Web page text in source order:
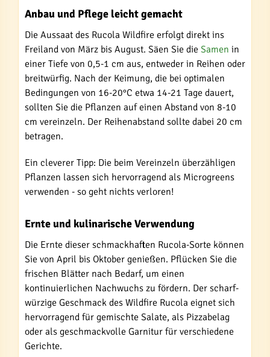
Anbau und Pflege leicht gemacht
Die Aussaat des Rucola Wildfire erfolgt direkt ins
Freiland von März bis August. Säen Sie die Samen in
einer Tiefe von 0,5-1 cm aus, entweder in Reihen oder
breitwürfig. Nach der Keimung, die bei optimalen
Bedingungen von 16-20°C etwa 14-21 Tage dauert,
sollten Sie die Pflanzen auf einen Abstand von 8-10
cm vereinzeln. Der Reihenabstand sollte dabei 20 cm
betragen.
Ein cleverer Tipp: Die beim Vereinzeln überzähligen
Pflanzen lassen sich hervorragend als Microgreens
verwenden - so geht nichts verloren!
Ernte und kulinarische Verwendung
Die Ernte dieser schmackhaften Rucola-Sorte können
Sie von April bis Oktober genießen. Pflücken Sie die
frischen Blätter nach Bedarf, um einen
kontinuierlichen Nachwuchs zu fördern. Der scharf-
würzige Geschmack des Wildfire Rucola eignet sich
hervorragend für gemischte Salate, als Pizzabelag
oder als geschmackvolle Garnitur für verschiedene
Gerichte.